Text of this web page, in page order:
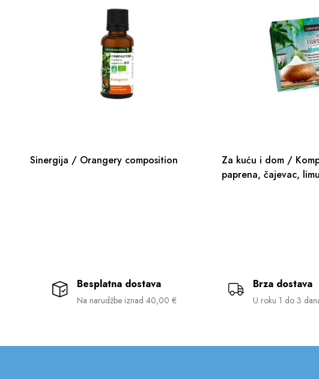
Sinergija / Orangery composition
Za kuću i dom /
paprena, čajevac,
Besplatna dostava
Na narudžbe iznad 40,00 €
Brza dostava
U roku 1 do 3